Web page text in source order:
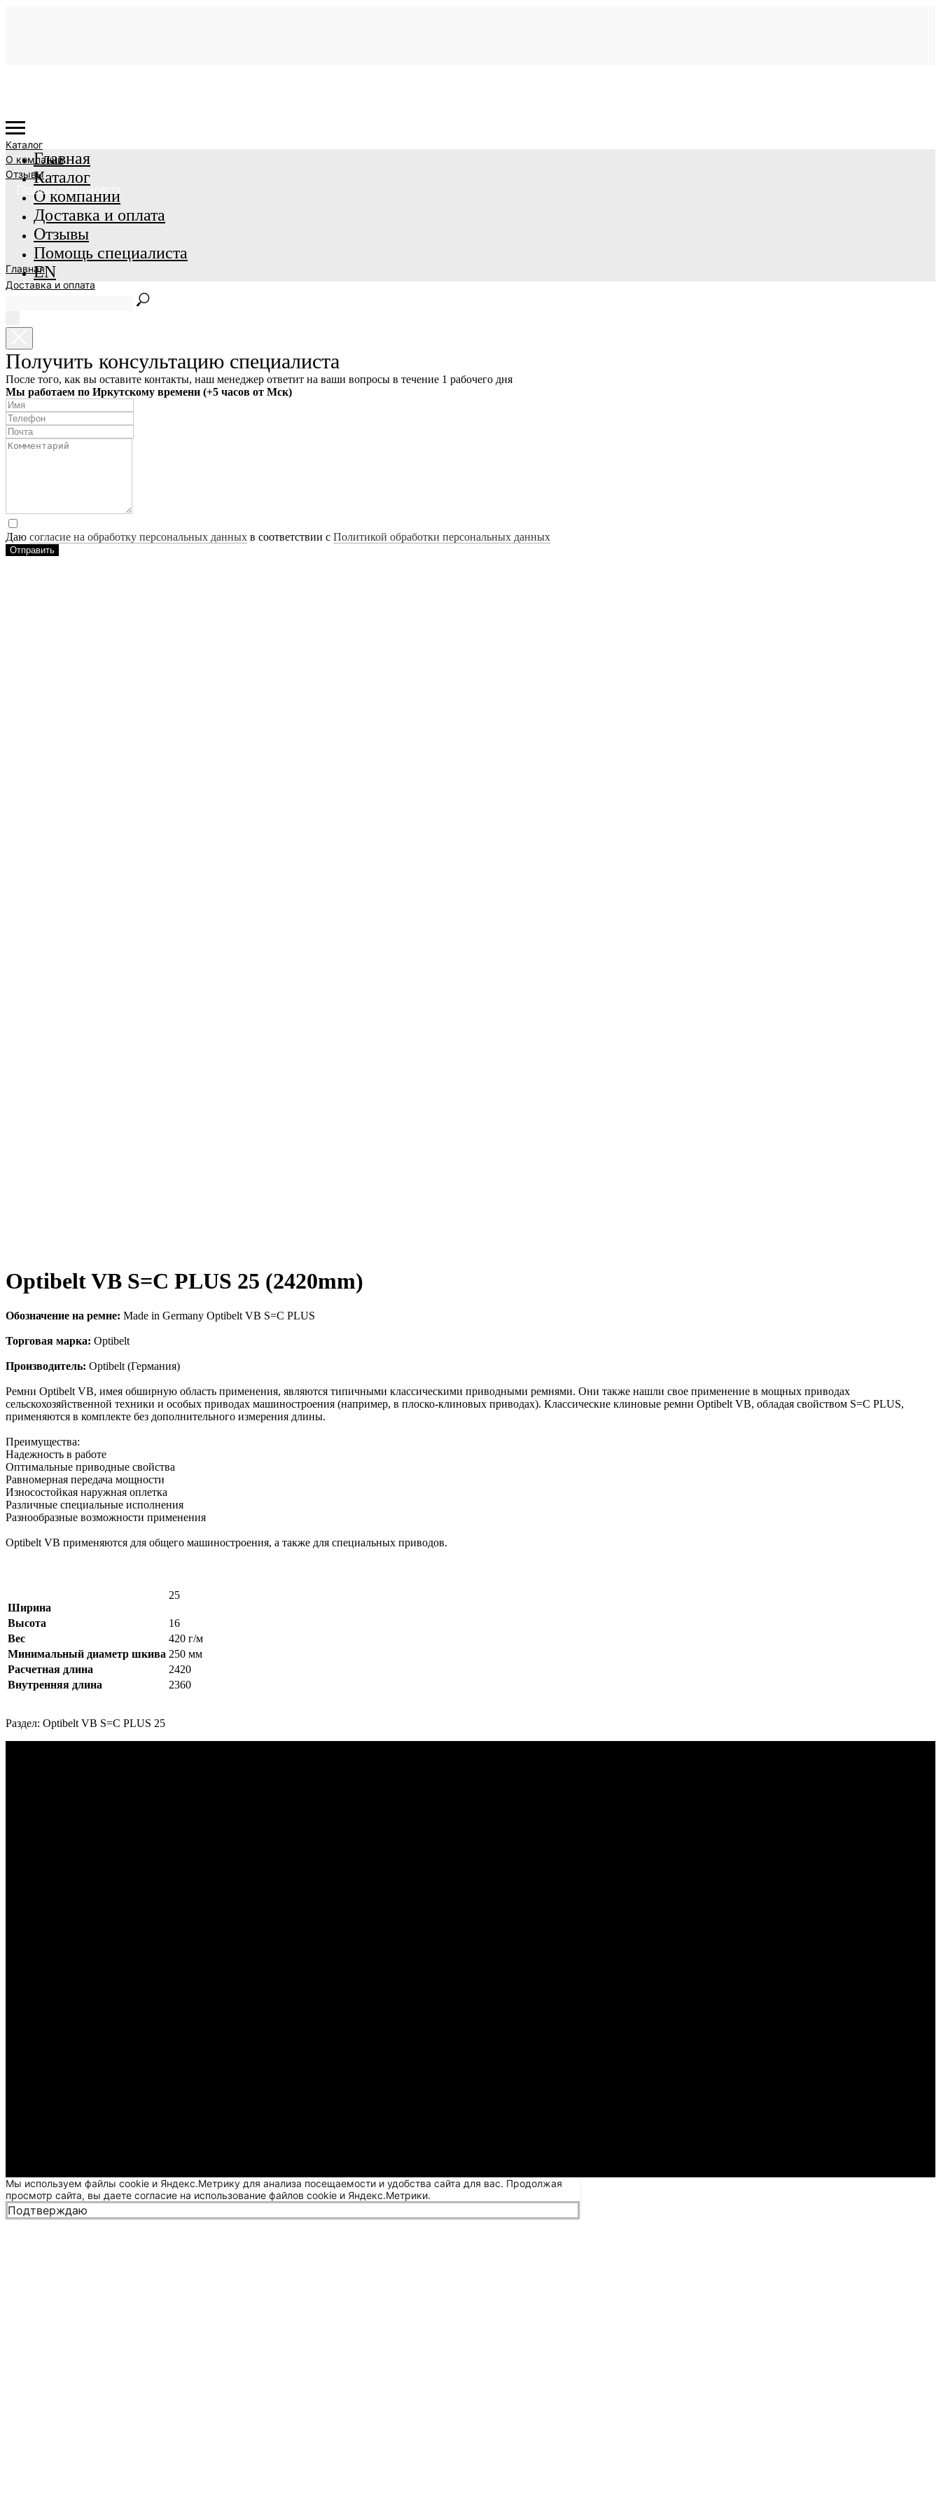
Каталог
О компании
Отзывы
Помощь специалиста
Главная
Доставка и оплата
Главная
Каталог
О компании
Доставка и оплата
Отзывы
Помощь специалиста
EN
Получить консультацию специалиста
После того, как вы оставите контакты, наш менеджер ответит на ваши вопросы в течение 1 рабочего дня
Мы работаем по Иркутскому времени (+5 часов от Мск)
Даю согласие на обработку персональных данных в соответствии с Политикой обработки персональных данных
Отправить
Optibelt VB S=C PLUS 25 (2420mm)
Обозначение на ремне: Made in Germany Optibelt VB S=C PLUS
Торговая марка: Optibelt
Производитель: Optibelt (Германия)
Ремни Optibelt VB, имея обширную область применения, являются типичными классическими приводными ремнями. Они также нашли свое применение в мощных приводах
сельскохозяйственной техники и особых приводах машиностроения (например, в плоско-клиновых приводах). Классические клиновые ремни Optibelt VB, обладая свойством S=C PLUS,
применяются в комплекте без дополнительного измерения длины.
Преимущества:
Надежность в работе
Оптимальные приводные свойства
Равномерная передача мощности
Износостойкая наружная оплетка
Различные специальные исполнения
Разнообразные возможности применения
Оptibelt VB применяются для общего машиностроения, а также для специальных приводов.
Ширина
25
Высота
16
Вес
420 г/м
Минимальный диаметр шкива 250 мм
Расчетная длина
2420
Внутренняя длина
2360
Раздел: Optibelt VB S=C PLUS 25
Мы используем файлы cookie и Яндекс.Метрику для анализа посещаемости и удобства сайта для вас. Продолжая
просмотр сайта, вы даете согласие на использование файлов cookie и Яндекс.Метрики.
Подтверждаю